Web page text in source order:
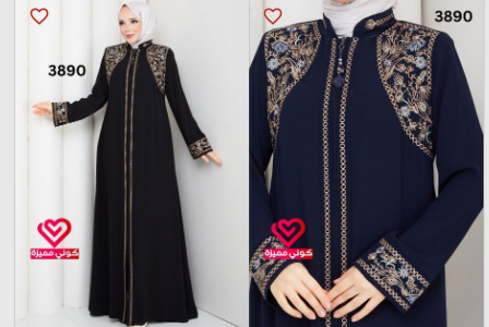
favorite_border
favorite_border